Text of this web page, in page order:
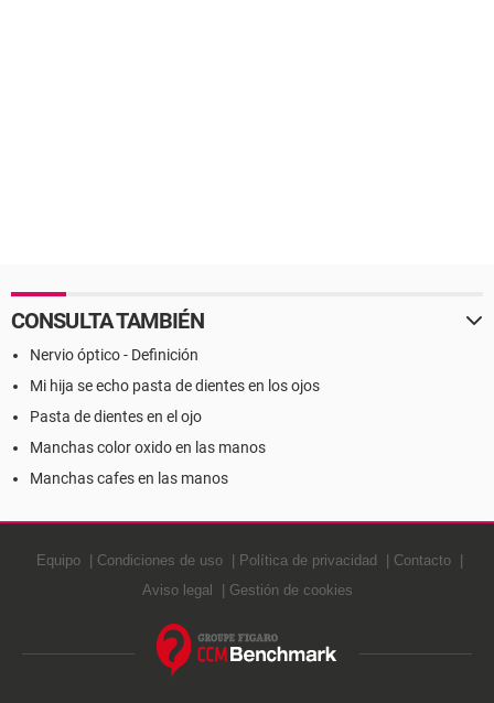
CONSULTA TAMBIÉN
Nervio óptico - Definición
Mi hija se echo pasta de dientes en los ojos
Pasta de dientes en el ojo
Manchas color oxido en las manos
Manchas cafes en las manos
Equipo Condiciones de uso Política de privacidad
Contacto
Aviso legal
Gestión de cookies